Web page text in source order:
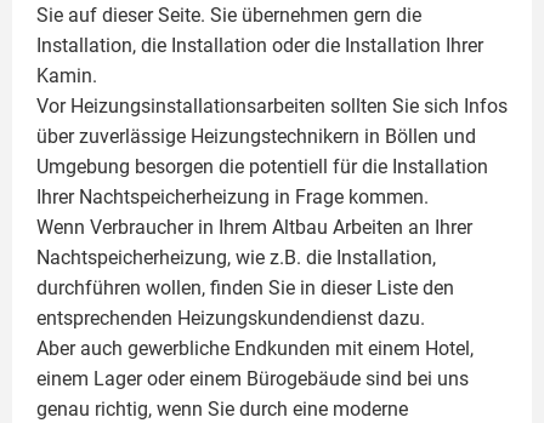
Sie auf dieser Seite. Sie übernehmen gern die
Installation, die Installation oder die Installation Ihrer
Kamin.
Vor Heizungsinstallationsarbeiten sollten Sie sich Infos
über zuverlässige Heizungstechnikern in Böllen und
Umgebung besorgen die potentiell für die Installation
Ihrer Nachtspeicherheizung in Frage kommen.
Wenn Verbraucher in Ihrem Altbau Arbeiten an Ihrer
Nachtspeicherheizung, wie z.B. die Installation,
durchführen wollen, finden Sie in dieser Liste den
entsprechenden Heizungskundendienst dazu.
Aber auch gewerbliche Endkunden mit einem Hotel,
einem Lager oder einem Bürogebäude sind bei uns
genau richtig, wenn Sie durch eine moderne